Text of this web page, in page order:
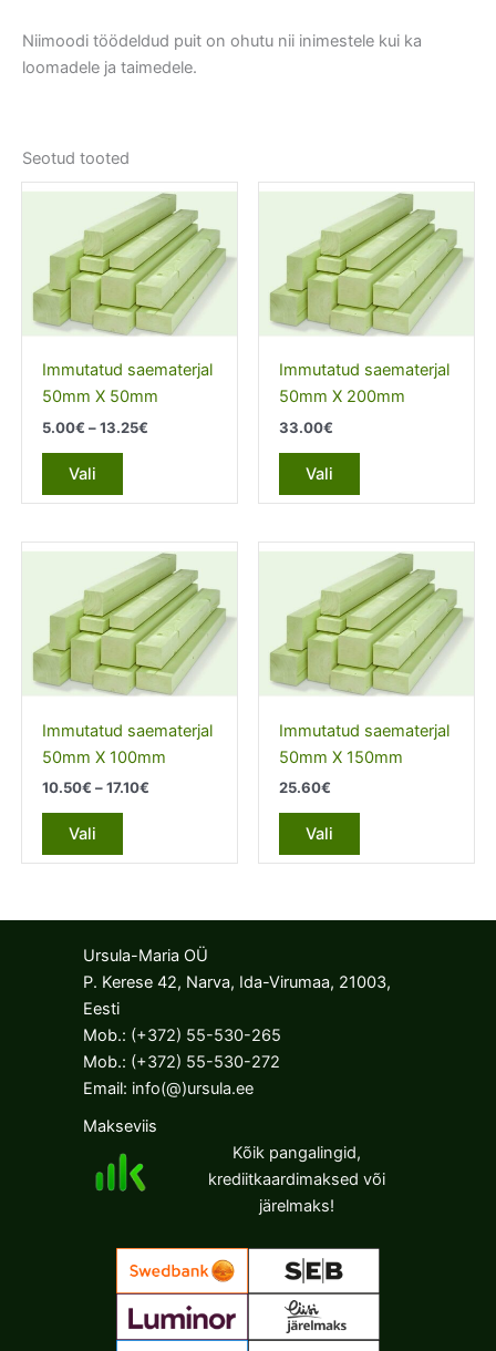
Niimoodi töödeldud puit on ohutu nii inimestele kui ka
loomadele ja taimedele.
Seotud tooted
Immutatud saematerjal
50mm X 50mm
5.00€ – 13.25€Price
13.25€
Vali
This
has
variants.
The
options
may
be
chosen
on
the
Immutatud saematerjal
50mm X 200mm
33.00€
Vali
This
has
variants.
The
options
may
be
chosen
on
the
Immutatud saematerjal
50mm X 100mm
10.50€ – 17.10€Price
17.10€
Vali
This
has
variants.
The
options
be
chosen
on
product
page
Immutatud saematerjal
50mm X 150mm
25.60€
Vali
This
has
variants.
options
page
Ursula-Maria OÜ
P. Kerese 42, Narva, Ida-Virumaa, 21003,
Eesti
Mob.: (+372) 55-530-265
Mob.: (+372) 55-530-272
Email: info(@)ursula.ee
Makseviis
Kõik pangalingid,
krediitkaardimaksed või
järelmaks!